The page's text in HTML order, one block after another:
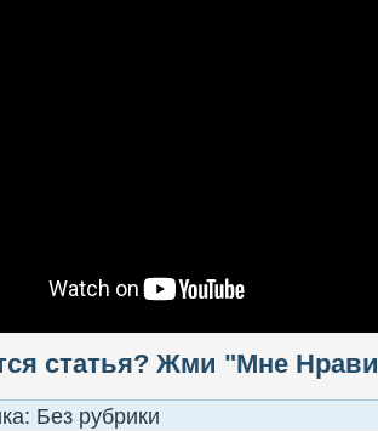
статья? Жми "Мне
Без рубрики